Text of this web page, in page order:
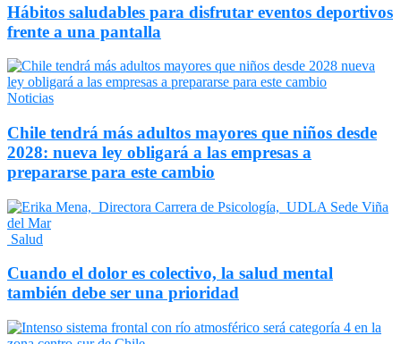
Hábitos saludables para disfrutar eventos deportivos
frente a una pantalla
Noticias
Chile tendrá más adultos mayores que niños desde
2028: nueva ley obligará a las empresas a
prepararse para este cambio
Salud
Cuando el dolor es colectivo, la salud mental
también debe ser una prioridad